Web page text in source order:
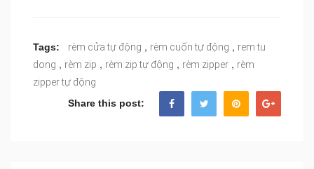
Tags: rèm cửa tự động , rèm cuốn tự động , rem tu
dong , rèm zip , rèm zip tự động , rèm zipper , rèm
zipper tự động
Share this post: